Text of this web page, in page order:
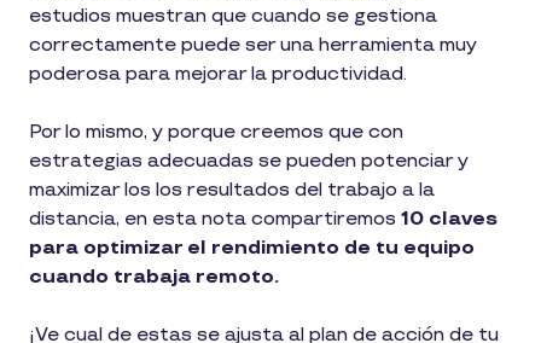
estudios muestran que cuando se gestiona
correctamente puede ser una herramienta muy
poderosa para mejorar la productividad.
Por lo mismo, y porque creemos que con
estrategias adecuadas se pueden potenciar y
maximizar los los resultados del trabajo a la
distancia, en esta nota compartiremos 10 claves
para optimizar el rendimiento de tu equipo
cuando trabaja remoto.
¡Ve cual de estas se ajusta al plan de acción de tu